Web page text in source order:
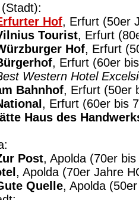
Hof, Erfurt (50er
Tourist, Erfurt
Hof, Erfurt
, Erfurt (60er
Western Hotel
Bahnhof, Erfurt (50er
, Erfurt (60er bis
Haus des
Post, Apolda (70er
, Apolda (70er Jahre
Quelle, Apolda